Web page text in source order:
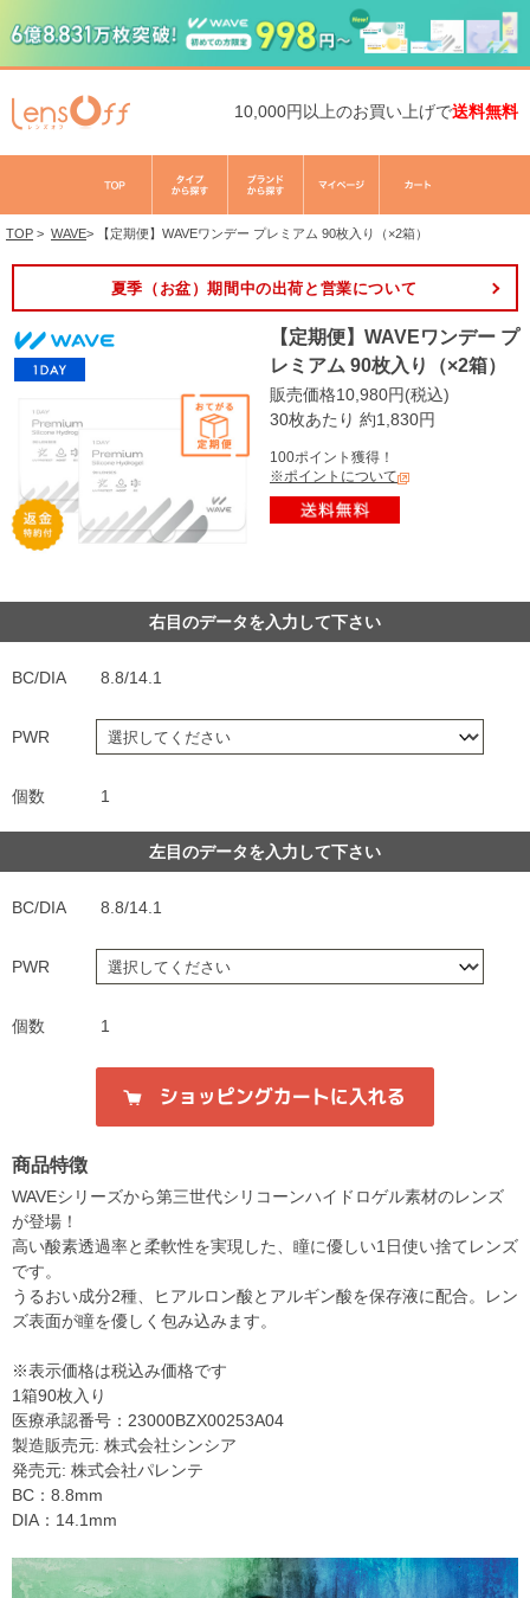
10,000円以上のお買い上げで送料無料
TOP > WAVE> 【定期便】WAVEワンデー プレミアム 90枚入り（×2箱）
夏季（お盆）期間中の出荷と営業について
【定期便】WAVEワンデー プ
レミアム 90枚入り（×2箱）
販売価格10,980円(税込)
30枚あたり 約1,830円
100ポイント獲得！
※ポイントについて
右目のデータを入力して下さい
BC/DIA 8.8/14.1
PWR
個数 1
左目のデータを入力して下さい
BC/DIA 8.8/14.1
PWR
個数 1
商品特徴
WAVEシリーズから第三世代シリコーンハイドロゲル素材のレンズ
が登場！
高い酸素透過率と柔軟性を実現した、瞳に優しい1日使い捨てレンズ
です。
うるおい成分2種、ヒアルロン酸とアルギン酸を保存液に配合。レン
ズ表面が瞳を優しく包み込みます。
※表示価格は税込み価格です
1箱90枚入り
医療承認番号：23000BZX00253A04
製造販売元: 株式会社シンシア
発売元: 株式会社パレンテ
BC：8.8mm
DIA：14.1mm